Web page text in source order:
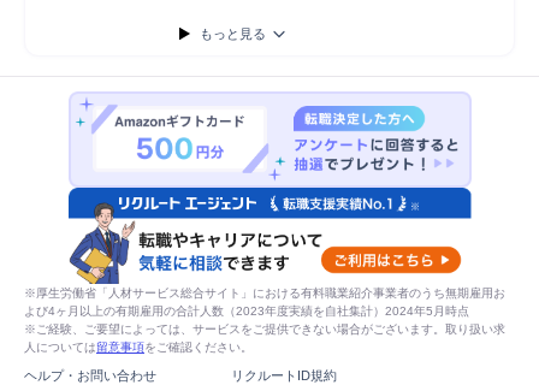
もっと見る
※厚生労働省「人材サービス総合サイト」における有料職業紹介事業者のうち無期雇用お
よび4ヶ月以上の有期雇用の合計人数（2023年度実績を自社集計）2024年5月時点
※ご経験、ご要望によっては、サービスをご提供できない場合がございます。取り扱い求
人については留意事項をご確認ください。
ヘルプ・お問い合わせ リクルートID規約